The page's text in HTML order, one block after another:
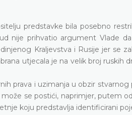
predstavke bila posebno
nije prihvatio argument Vlade
Kraljevstva i Rusije jer se
utjecala je na velik broj ruskih
prava i uzimanja u obzir stvarnog
se postići, naprimjer, putem
koju predstavlja identificirani